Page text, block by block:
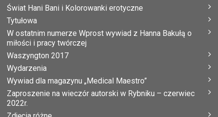
Świat Hani Bani i Kolorowanki erotyczne
Tytułowa
W ostatnim numerze Wprost wywiad z Hanna Bakułą o
miłości i pracy twórczej
Waszyngton 2017
Wydarzenia
Wywiad dla magazynu „Medical Maestro”
Zaproszenie na wieczór autorski w Rybniku – czerwiec
2022r.